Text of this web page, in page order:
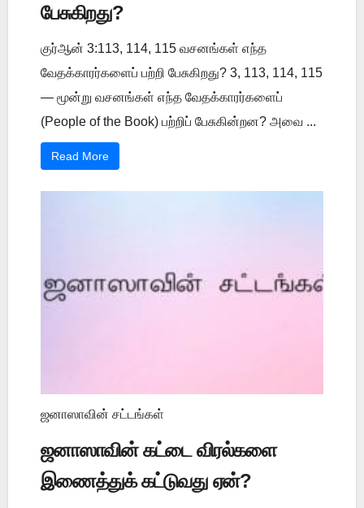
பேசுகிறது?
குர்ஆன் 3:113, 114, 115 வசனங்கள் எந்த
வேதக்காரர்களைப் பற்றி பேசுகிறது? 3, 113, 114, 115
— மூன்று வசனங்கள் எந்த வேதக்காரர்களைப்
(People of the Book) பற்றிப் பேசுகின்றன? அவை ...
Read More
ஜனாஸாவின் சட்டங்கள்
ஜனாஸாவின் கட்டை விரல்களை
இணைத்துக் கட்டுவது ஏன்?